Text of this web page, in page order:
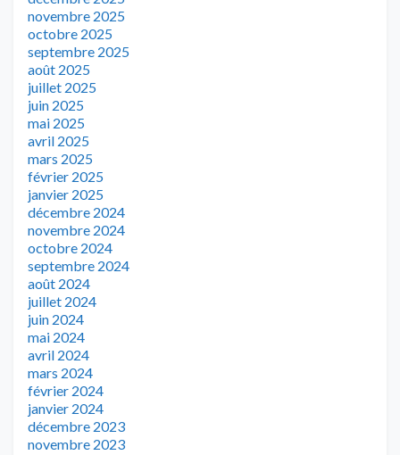
novembre 2025
octobre 2025
septembre 2025
août 2025
juillet 2025
juin 2025
mai 2025
avril 2025
mars 2025
février 2025
janvier 2025
décembre 2024
novembre 2024
octobre 2024
septembre 2024
août 2024
juillet 2024
juin 2024
mai 2024
avril 2024
mars 2024
février 2024
janvier 2024
décembre 2023
novembre 2023